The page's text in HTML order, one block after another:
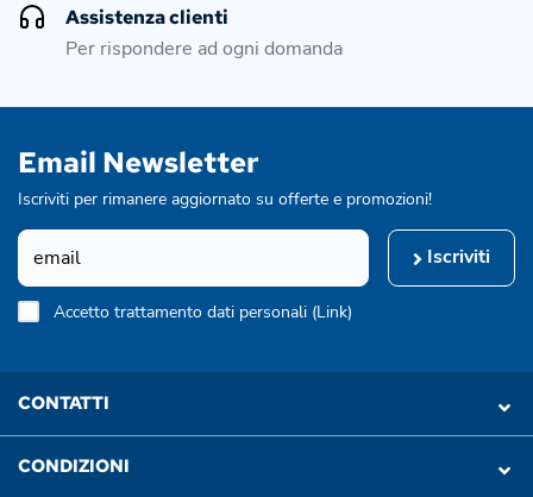
Assistenza clienti
Per rispondere ad ogni domanda
Email Newsletter
Iscriviti per rimanere aggiornato su offerte e promozioni!
Iscriviti
Accetto trattamento dati personali (Link)
CONTATTI
CONDIZIONI